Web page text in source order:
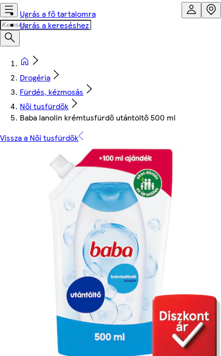
Ugrás a fő tartalomra
Ugrás a kereséshez
Drogéria
Fürdés, kézmosás
Női tusfürdők
Baba lanolin krémtusfürdő utántöltő 500 ml
Vissza a Női tusfürdők